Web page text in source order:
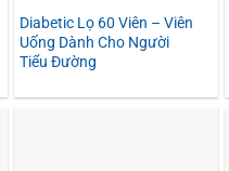
Diabetic Lọ 60 Viên – Viên
Uống Dành Cho Người
Tiểu Đường